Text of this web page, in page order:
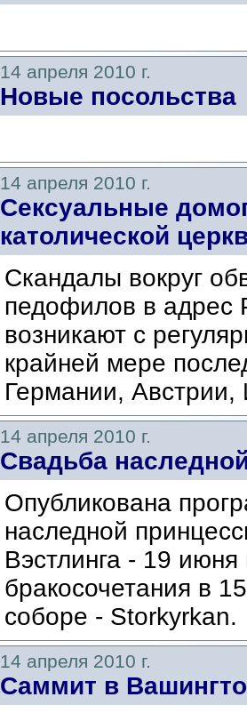
14 апреля 2010 г.
Новые посольства
14 апреля 2010 г.
Сексуальные
католической
Cкандалы вокруг
педофилов в адрес
возникают с
крайней мере
Германии,
14 апреля 2010 г.
Свадьба
Опубликована
наследной
Вэстлинга - 19
бракосочетания в
соборе - Storkyrkan.
14 апреля 2010 г.
Саммит в